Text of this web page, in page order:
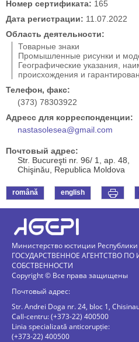
Номер сертификата: 165
Дата регистрации: 11.07.2022
Область деятельности:
Товарные знаки
Промышленные рисунки и
Географические указания,
происхождения и
Телефон, факс:
(373) 78303922
Адресс для корреспонденции:
nastasolesea@gmail.com
Почтовый адрес:
Str. Bucureşti nr. 96/ 1, ap. 48,
Chişinău, Republica Moldova
română english
Министерство юстиции
ГОСУДАРСТВЕННОЕ АГЕНТСТВО ПО
СОБСТВЕННОСТИ
Copyright © Все права защищены
Почтовый адрес:
Str. Andrei Doga nr. 24, bloc 1,
Call-centru: (+373-22) 400500
Linia specializată anticorupție:
(+373-22) 400500